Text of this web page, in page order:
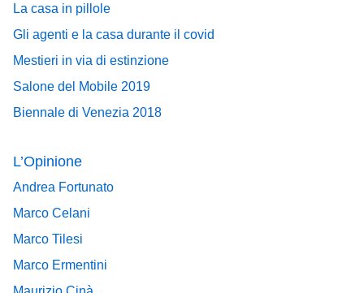
La casa in pillole
Gli agenti e la casa durante il covid
Mestieri in via di estinzione
Salone del Mobile 2019
Biennale di Venezia 2018
L’Opinione
Andrea Fortunato
Marco Celani
Marco Tilesi
Marco Ermentini